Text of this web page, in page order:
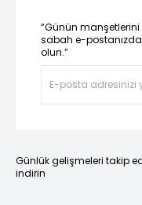
“Günün
sabah e-
olun.”
Günlük gelişmeleri takip
indirin